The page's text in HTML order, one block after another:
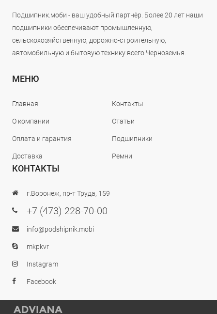
Подшипник.моби - ваш удобный партнёр. Более 20 лет наши
подшипники обеспечивают промышленную,
сельскохозяйственную, дорожно-строительную,
автомобильную и бытовую технику всего Черноземья.
МЕНЮ
Главная
О компании
Оплата и гарантия
Доставка
Контакты
Статьи
Подшипники
Ремни
КОНТАКТЫ
г.Воронеж, пр-т Труда, 159
+7 (473) 228-70-00
info@podshipnik.mobi
mkpkvr
Instagram
Facebook